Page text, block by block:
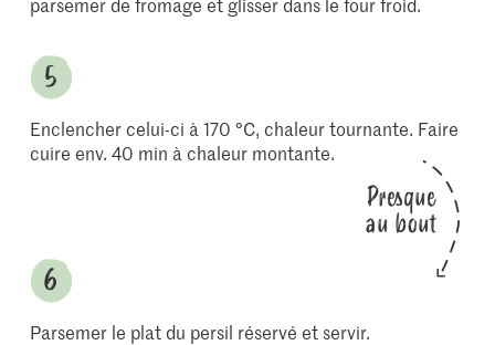
Enclencher celui-ci à 170 °C, chaleur tournante. Faire
cuire env. 40 min à chaleur montante.
Presque
au bout
Parsemer le plat du persil réservé et servir.